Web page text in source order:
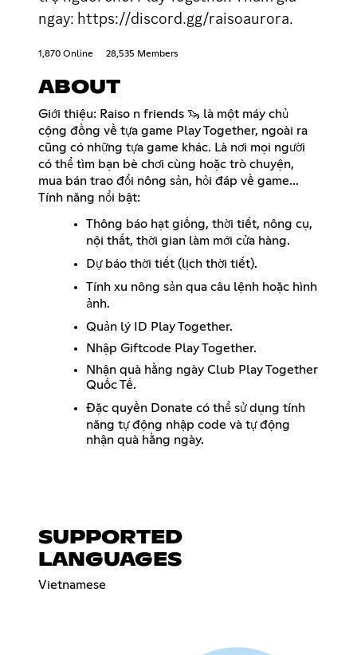
ngay: https://discord.gg/raisoaurora.
1,870 Online 28,535 Members
ABOUT
Giới thiệu: Raiso n friends 🦦 là một máy chủ
cộng đồng về tựa game Play Together, ngoài ra
cũng có những tựa game khác. Là nơi mọi người
có thể tìm bạn bè chơi cùng hoặc trò chuyện,
mua bán trao đổi nông sản, hỏi đáp về game...
Tính năng nổi bật:
Thông báo hạt giống, thời tiết, nông cụ,
nội thất, thời gian làm mới cửa hàng.
Dự báo thời tiết (lịch thời tiết).
Tính xu nông sản qua câu lệnh hoặc hình
ảnh.
Quản lý ID Play Together.
Nhập Giftcode Play Together.
Nhận quà hằng ngày Club Play Together
Quốc Tế.
Đặc quyền Donate có thể sử dụng tính
năng tự động nhập code và tự động
nhận quà hằng ngày.
SUPPORTED
LANGUAGES
Vietnamese